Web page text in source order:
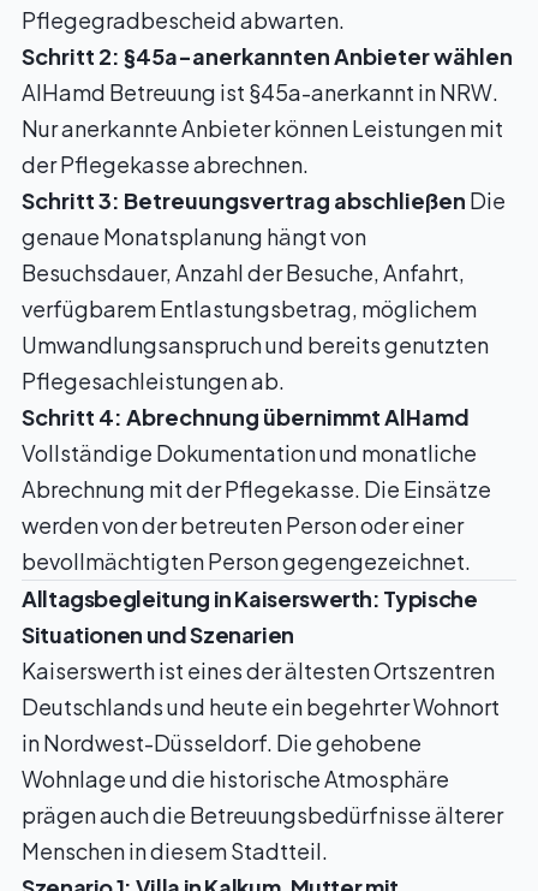
Pflegegradbescheid abwarten.
Schritt 2: §45a-anerkannten Anbieter wählen
AlHamd Betreuung ist §45a-anerkannt in NRW.
Nur anerkannte Anbieter können Leistungen mit
der Pflegekasse abrechnen.
Schritt 3: Betreuungsvertrag abschließen Die
genaue Monatsplanung hängt von
Besuchsdauer, Anzahl der Besuche, Anfahrt,
verfügbarem Entlastungsbetrag, möglichem
Umwandlungsanspruch und bereits genutzten
Pflegesachleistungen ab.
Schritt 4: Abrechnung übernimmt AlHamd
Vollständige Dokumentation und monatliche
Abrechnung mit der Pflegekasse. Die Einsätze
werden von der betreuten Person oder einer
bevollmächtigten Person gegengezeichnet.
Alltagsbegleitung in Kaiserswerth: Typische
Situationen und Szenarien
Kaiserswerth ist eines der ältesten Ortszentren
Deutschlands und heute ein begehrter Wohnort
in Nordwest-Düsseldorf. Die gehobene
Wohnlage und die historische Atmosphäre
prägen auch die Betreuungsbedürfnisse älterer
Menschen in diesem Stadtteil.